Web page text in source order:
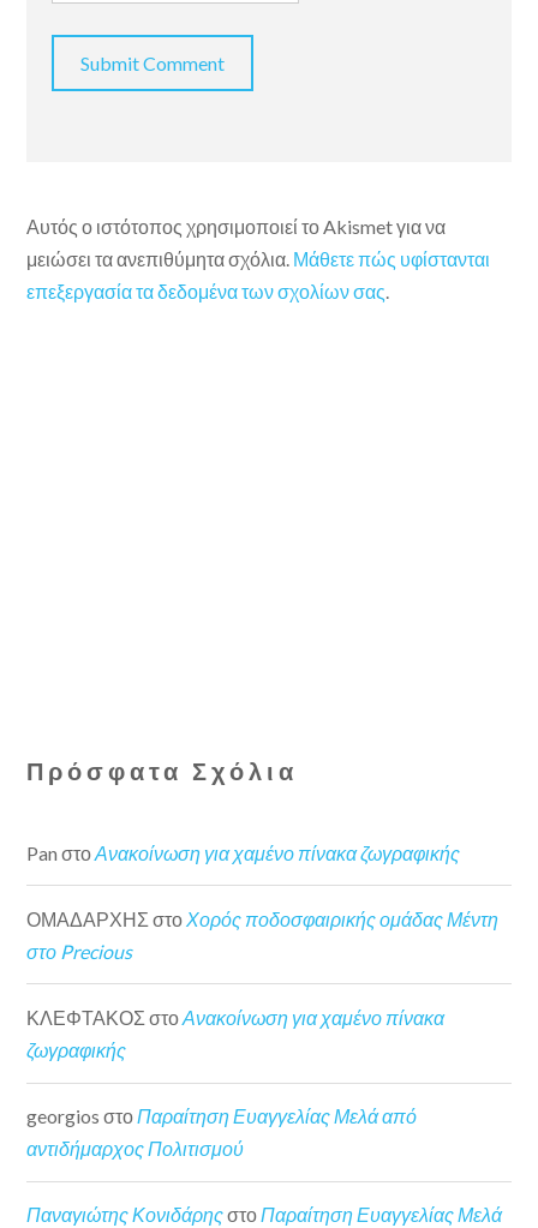
Αυτός ο ιστότοπος χρησιμοποιεί το Akismet για να
μειώσει τα ανεπιθύμητα σχόλια. Μάθετε πώς υφίστανται
επεξεργασία τα δεδομένα των σχολίων σας
Πρόσφατα Σχόλια
Pan στοΑνακοίνωση για χαμένο πίνακα ζωγραφικής
ΟΜΑΔΑΡΧΗΣ στοΧορός ποδοσφαιρικής ομάδας Μέντη
στο Precious
ΚΛΕΦΤΑΚΟΣ στοΑνακοίνωση για χαμένο πίνακα
ζωγραφικής
georgios στοΠαραίτηση Ευαγγελίας Μελά από
αντιδήμαρχος Πολιτισμού
Παναγιώτης ΚονιδάρηςστοΠαραίτηση Ευαγγελίας Μελά